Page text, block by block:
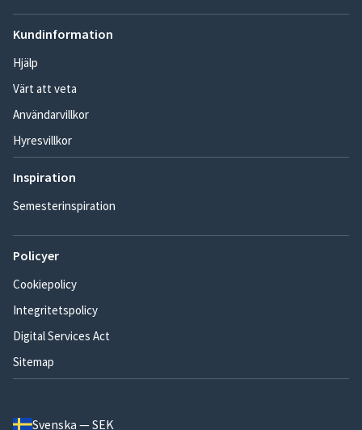
Kundinformation
Hjälp
Värt att veta
Användarvillkor
Hyresvillkor
Inspiration
Semesterinspiration
Policyer
Cookiepolicy
Integritetspolicy
Digital Services Act
Sitemap
Svenska — SEK